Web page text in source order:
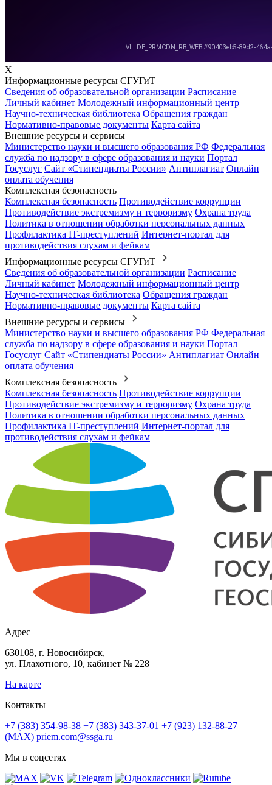
X
Информационные ресурсы СГУГиТ
Сведения об образовательной организации Расписание
Личный кабинет Молодежный информационный центр
Научно-техническая библиотека Обращения граждан
Нормативно-правовые документы Карта сайта
Внешние ресурсы и сервисы
Министерство науки и высшего образования РФ Федеральная
служба по надзору в сфере образования и науки Портал
Госуслуг Сайт «Стипендиаты России» Антиплагиат Онлайн
оплата обучения
Комплексная безопасность
Комплексная безопасность Противодействие коррупции
Противодействие экстремизму и терроризму Охрана труда
Политика в отношении обработки персональных данных
Профилактика IT-преступлений Интернет-портал для
противодействия слухам и фейкам
Информационные ресурсы СГУГиТ
Сведения об образовательной организации Расписание
Личный кабинет Молодежный информационный центр
Научно-техническая библиотека Обращения граждан
Нормативно-правовые документы Карта сайта
Внешние ресурсы и сервисы
Министерство науки и высшего образования РФ Федеральная
служба по надзору в сфере образования и науки Портал
Госуслуг Сайт «Стипендиаты России» Антиплагиат Онлайн
оплата обучения
Комплексная безопасность
Комплексная безопасность Противодействие коррупции
Противодействие экстремизму и терроризму Охрана труда
Политика в отношении обработки персональных данных
Профилактика IT-преступлений Интернет-портал для
противодействия слухам и фейкам
Адрес
630108, г. Новосибирск,
ул. Плахотного, 10, кабинет № 228
На карте
Контакты
+7 (383) 354-98-38 +7 (383) 343-37-01 +7 (923) 132-88-27
(MAX) priem.com@ssga.ru
Мы в соцсетях